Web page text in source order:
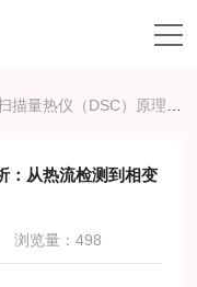
热仪（DSC）原理全解析：从热流检测到相变分析
：从热流检测到相变
浏览量：498